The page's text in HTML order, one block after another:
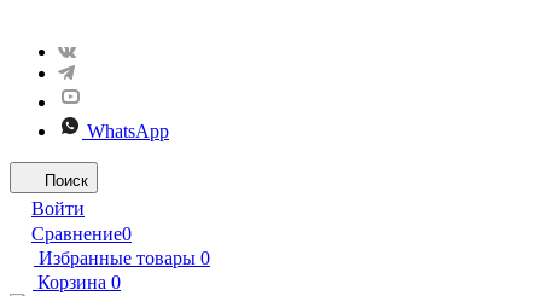
WhatsApp
Поиск
Войти
Сравнение0
Избранные товары 0
Корзина 0